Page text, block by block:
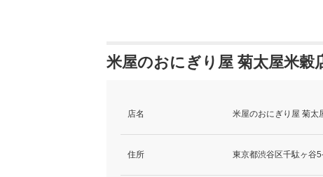
米屋のおにぎり屋 菊太屋米穀
店名 米屋のおにぎり屋 菊太
住所 東京都渋谷区千駄ヶ谷